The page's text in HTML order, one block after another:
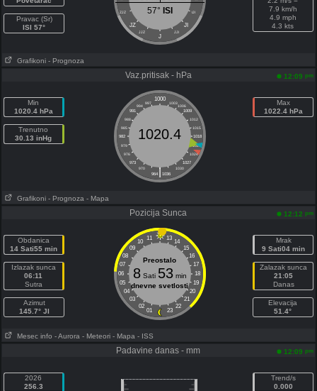
Pravac (Sr)
ISI 57°
ZJZ IJI
JZ JI
JJZ JJI
J
57° ISI
7.9 km/h
4.9 mph
4.3 kts
Grafikoni - Prognoza
Vaz.pritisak - hPa 12:09 pm
Min
1020.4 hPa
Trenutno
30.13 inHg
1000
997 1003
994
1006
991
1009
988
1012
985
1015
982
1018
979
1021
976
1024
973
1027
970
1030
|
964 1036
1020.4
Max
1022.4 hPa
Grafikoni - Prognoza - Mapa
Pozicija Sunca 12:12 pm
Obdanica
14 Sati55 min
Izlazak sunca
06:11
Sutra
Azimut
145.7° JI
11 13
10
14
09
15
08
16
07
17
06
18
05
19
04
20
03
21
02
22
01 23
Preostalo
8Sati 53min
dnevne svetlosti
Mrak
9 Sati04 min
Zalazak sunca
21:05
Danas
Elevacija
51.4°
Mesec info - Aurora - Meteori - Mapa - ISS
Padavine danas - mm 12:09 pm
2026
256.3
Trend/s
0.000